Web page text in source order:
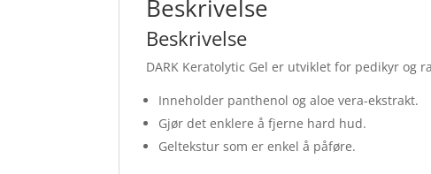
Beskrivelse
Beskrivelse
DARK Keratolytic Gel er utviklet for pedikyr og
Inneholder panthenol og aloe vera-ekstrakt.
Gjør det enklere å fjerne hard hud.
Geltekstur som er enkel å påføre.